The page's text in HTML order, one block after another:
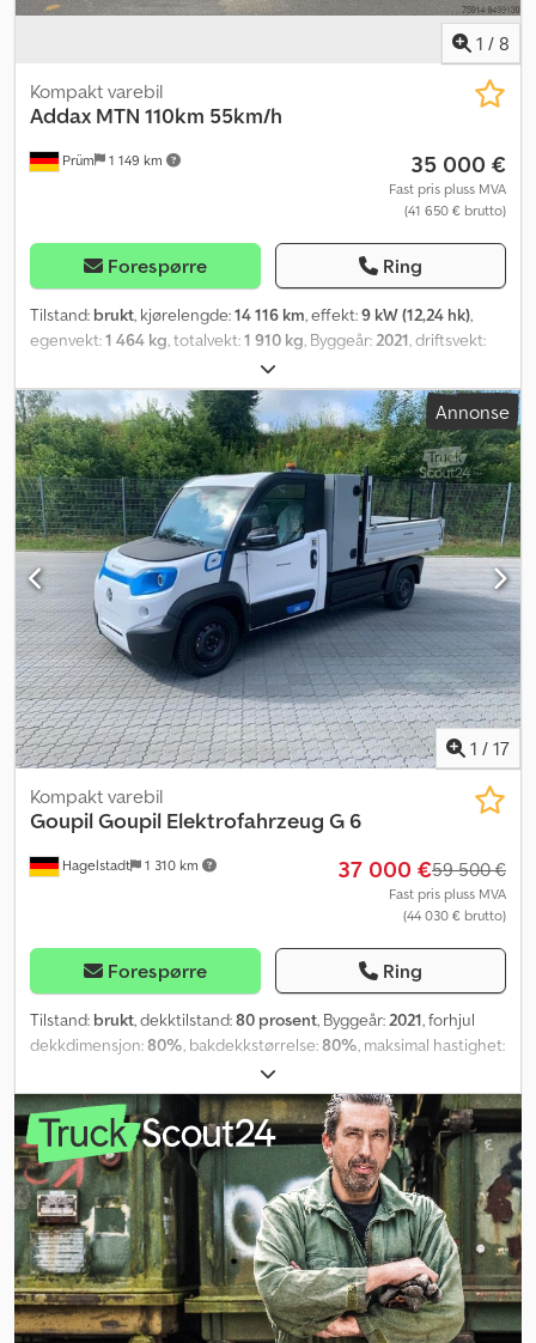
1 / 8
Prüm 1 149 km
Kompakt varebil
Addax MTN 110km 55km/h
35 000 €
Fast pris pluss MVA
(41 650 € brutto)
Forespørre Ring
Tilstand: brukt, kjørelengde:14 116 km, effekt:9 kW (12,24 hk),
egenvekt:1 464 kg , totalvekt:1 910 kg , Byggeår: 2021 , driftsvekt:
Annonse
1 / 17
Hagelstadt 1 310 km
Kompakt varebil
GoupilGoupil Elektrofahrzeug G 6
37 000 €59 500 €
Fast pris pluss MVA
(44 030 € brutto)
Forespørre Ring
Tilstand: brukt, dekktilstand:80 prosent, Byggeår:2021, forhjul
dekkdimensjon:80%, bakdekkstørrelse:80%, maksimal hastighet: